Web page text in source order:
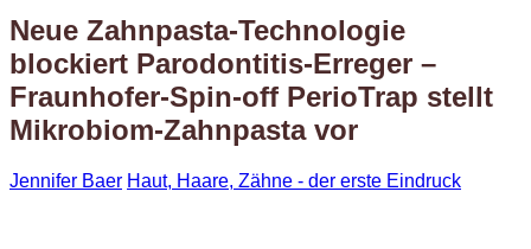
Neue Zahnpasta-Technologie
blockiert Parodontitis-Erreger –
Fraunhofer-Spin-off PerioTrap stellt
Mikrobiom-Zahnpasta vor
Jennifer Baer Haut, Haare, Zähne - der erste Eindruck